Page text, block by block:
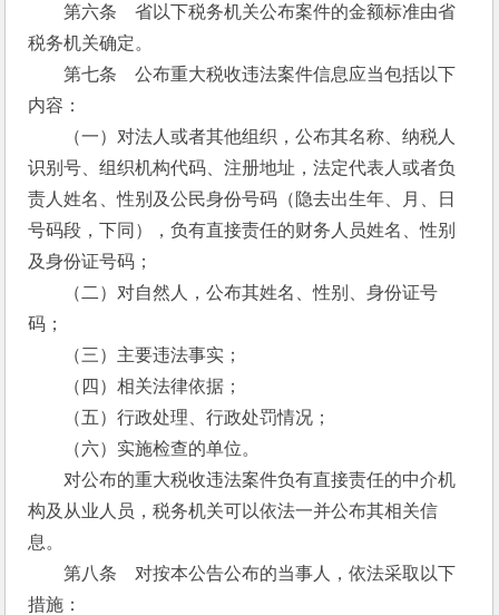
第六条　省以下税务机关公布案件的金额标准由省
税务机关确定。
第七条　公布重大税收违法案件信息应当包括以下
内容：
（一）对法人或者其他组织，公布其名称、纳税人
识别号、组织机构代码、注册地址，法定代表人或者负
责人姓名、性别及公民身份号码（隐去出生年、月、日
号码段，下同），负有直接责任的财务人员姓名、性别
及身份证号码；
（二）对自然人，公布其姓名、性别、身份证号
码；
（三）主要违法事实；
（四）相关法律依据；
（五）行政处理、行政处罚情况；
（六）实施检查的单位。
对公布的重大税收违法案件负有直接责任的中介机
构及从业人员，税务机关可以依法一并公布其相关信
息。
第八条　对按本公告公布的当事人，依法采取以下
措施：